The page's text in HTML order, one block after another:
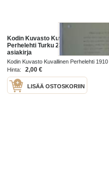
Kodin Kuvasto Kuvallinen
Perhelehti Turku 23.11.1910 -
asiakirja
Kodin Kuvasto Kuvallinen Perhelehti 1910
Hinta:
2,00 €
LISÄÄ OSTOSKORIIN